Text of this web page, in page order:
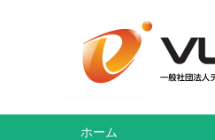
ホーム